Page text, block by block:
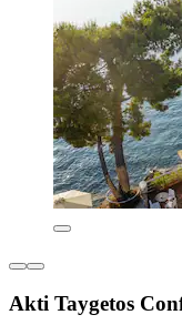
Akti Taygetos